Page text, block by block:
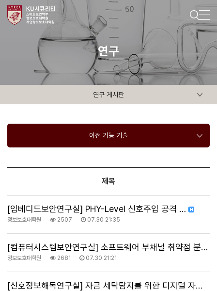
연구
연구 게시판
이전 가능 기술
제목
[임베디드보안연구실] PHY-Level 신호주입 공격 …
정보보호대학원 2507 07.30 21:35
[컴퓨터시스템보안연구실] 소프트웨어 부채널 취약점 분석…
정보보호대학원 2681 07.30 21:21
[신호정보해독연구실] 자금 세탁탐지를 위한 디지털 자산…